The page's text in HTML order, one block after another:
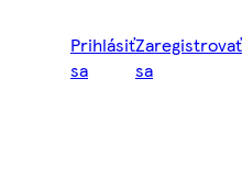
Prihlásiť
sa
Zaregistrovať
sa